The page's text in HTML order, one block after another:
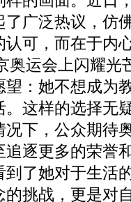
了广泛热议，仿
可，而在于内
奥运会上闪耀光
：她不想成为
这样的选择无
下，公众期待
逐更多的荣誉
了她对于生活
挑战，更是对